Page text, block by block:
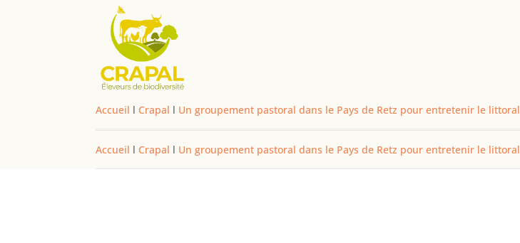
Accueil l Crapal l Un groupement pastoral dans le Pays de Retz pour entretenir le littoral
Accueil l Crapal l Un groupement pastoral dans le Pays de Retz pour entretenir le littoral